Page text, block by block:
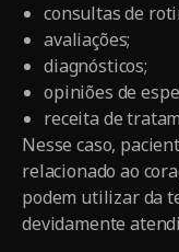
consultas de
avaliações;
diagnósticos;
opiniões de
receita de
Nesse caso,
relacionado ao
podem utilizar da
devidamente